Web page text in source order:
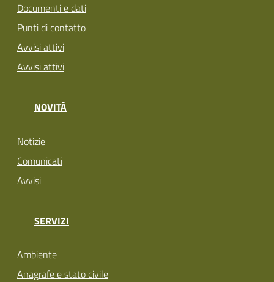
Documenti e dati
Punti di contatto
Avvisi attivi
Avvisi attivi
NOVITÀ
Notizie
Comunicati
Avvisi
SERVIZI
Ambiente
Anagrafe e stato civile